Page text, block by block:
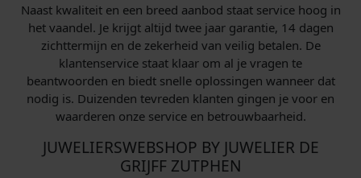
Naast kwaliteit en een breed aanbod staat service hoog in
het vaandel. Je krijgt altijd twee jaar garantie, 14 dagen
zichttermijn en de zekerheid van veilig betalen. De
klantenservice staat klaar om al je vragen te
beantwoorden en biedt snelle oplossingen wanneer dat
nodig is. Duizenden tevreden klanten gingen je voor en
waarderen onze service en betrouwbaarheid.
JUWELIERSWEBSHOP BY JUWELIER DE
GRIJFF ZUTPHEN